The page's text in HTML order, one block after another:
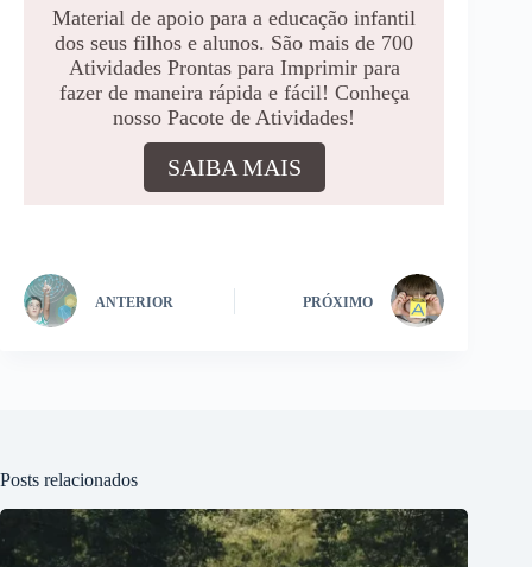
Material de apoio para a educação infantil
dos seus filhos e alunos. São mais de 700
Atividades Prontas para Imprimir para
fazer de maneira rápida e fácil! Conheça
nosso Pacote de Atividades!
SAIBA MAIS
ANTERIOR PRÓXIMO
Posts relacionados